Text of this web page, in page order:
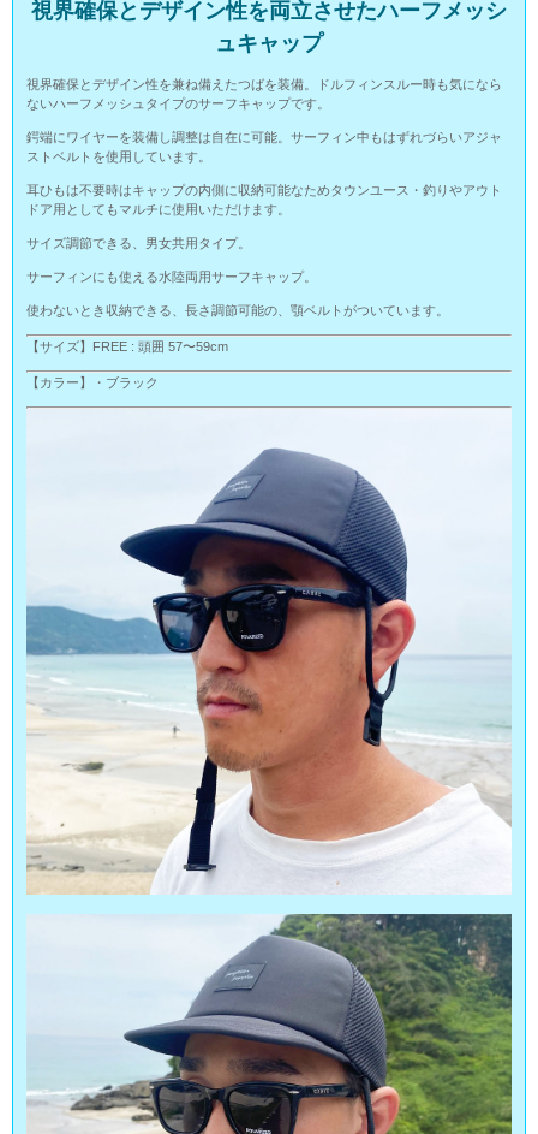
視界確保とデザイン性を両立させたハーフメッシ
ュキャップ
視界確保とデザイン性を兼ね備えたつばを装備。ドルフィンスルー時も気になら
ないハーフメッシュタイプのサーフキャップです。
鍔端にワイヤーを装備し調整は自在に可能。サーフィン中もはずれづらいアジャ
ストベルトを使用しています。
耳ひもは不要時はキャップの内側に収納可能なためタウンユース・釣りやアウト
ドア用としてもマルチに使用いただけます。
サイズ調節できる、男女共用タイプ。
サーフィンにも使える水陸両用サーフキャップ。
使わないとき収納できる、長さ調節可能の、顎ベルトがついています。
【サイズ】FREE : 頭囲 57〜59cm
【カラー】・ブラック